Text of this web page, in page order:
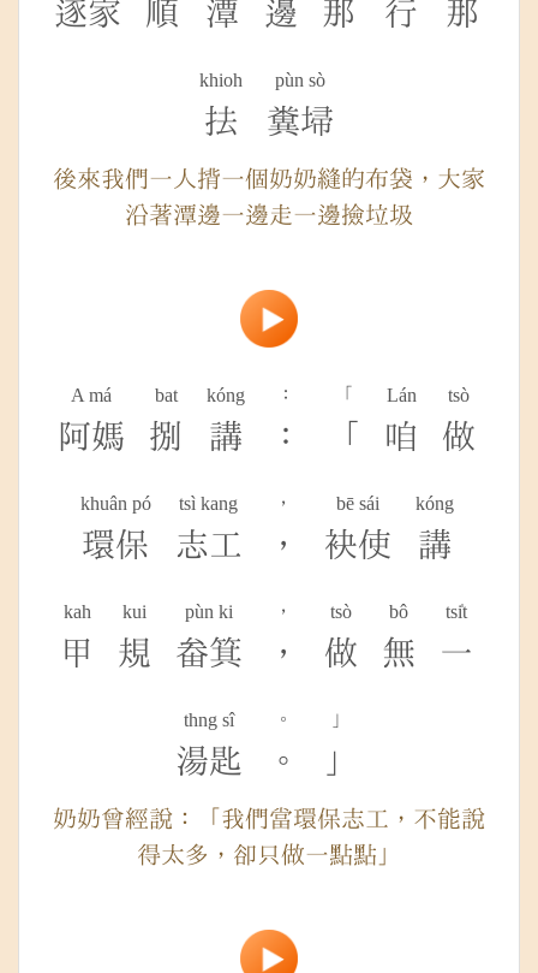
逐家 順 潭 邊 那 行 那
khioh
抾
pùn sò
糞埽
後來我們一人揹一個奶奶縫的布袋，大家
沿著潭邊一邊走一邊撿垃圾
A má
阿媽
bat
捌
kóng
講
：
：
「 Lán
咱
tsò
做
khuân pó
環保
tsì kang
志工
，
，
bē sái
袂使
kóng
講
kah
甲
kui
規
pùn ki
畚箕
，
，
tsò
做
bô
無
tsi̍t
一
thng sî
湯匙
。
。
」
」
奶奶曾經說：「我們當環保志工，不能說
得太多，卻只做一點點」